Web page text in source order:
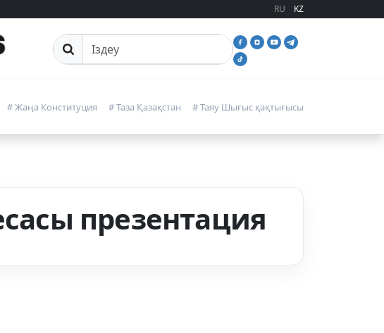
RU KZ
Сайттан іздеу
# Жаңа Конституция # Таза Қазақстан # Таяу Шығыс қақтығысы
презентация